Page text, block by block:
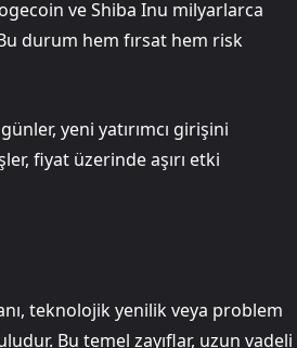
ve Shiba Inu milyarlarca
durum hem fırsat hem risk
yeni yatırımcı girişini
fiyat üzerinde aşırı etki
teknolojik yenilik veya problem
Bu temel zayıflar, uzun vadeli